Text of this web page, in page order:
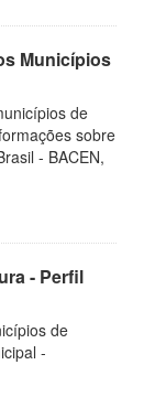
Municípios
de
sobre
- BACEN,
- Perfil
de
-